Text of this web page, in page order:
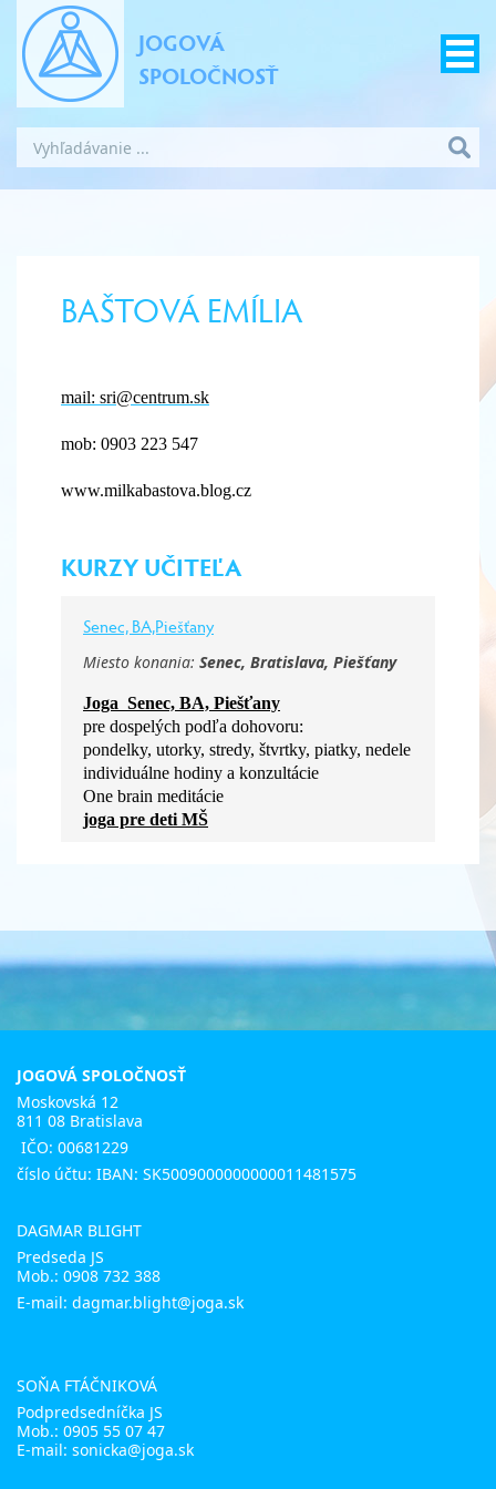
JOGOVÁ
SPOLOČNOSŤ
BAŠTOVÁ EMÍLIA
mail: sri@centrum.sk
mob: 0903 223 547
www.milkabastova.blog.cz
KURZY UČITEĽA
Senec, BA,Piešťany
Miesto konania: Senec, Bratislava, Piešťany
Joga Senec, BA, Piešťany
pre dospelých podľa dohovoru:
pondelky, utorky, stredy, štvrtky, piatky, nedele
individuálne hodiny a konzultácie
One brain meditácie
joga pre deti MŠ
JOGOVÁ SPOLOČNOSŤ
Moskovská 12
811 08 Bratislava
IČO: 00681229
číslo účtu: IBAN: SK5009000000000011481575
DAGMAR BLIGHT
Predseda JS
Mob.: 0908 732 388
E-mail: dagmar.blight@joga.sk
SOŇA FTÁČNIKOVÁ
Podpredsedníčka JS
Mob.: 0905 55 07 47
E-mail: sonicka@joga.sk